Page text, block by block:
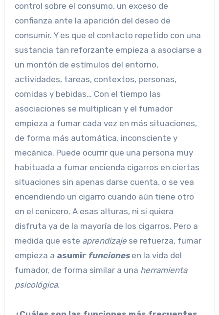
control sobre el consumo, un exceso de
confianza ante la aparición del deseo de
consumir. Y es que el contacto repetido con una
sustancia tan reforzante empieza a asociarse a
un montón de estímulos del entorno,
actividades, tareas, contextos, personas,
comidas y bebidas… Con el tiempo las
asociaciones se multiplican y el fumador
empieza a fumar cada vez en más situaciones,
de forma más automática, inconsciente y
mecánica. Puede ocurrir que una persona muy
habituada a fumar encienda cigarros en ciertas
situaciones sin apenas darse cuenta, o se vea
encendiendo un cigarro cuando aún tiene otro
en el cenicero. A esas alturas, ni si quiera
disfruta ya de la mayoría de los cigarros. Pero a
medida que este aprendizaje se refuerza, fumar
empieza a asumir funciones en la vida del
fumador, de forma similar a una herramienta
psicológica.